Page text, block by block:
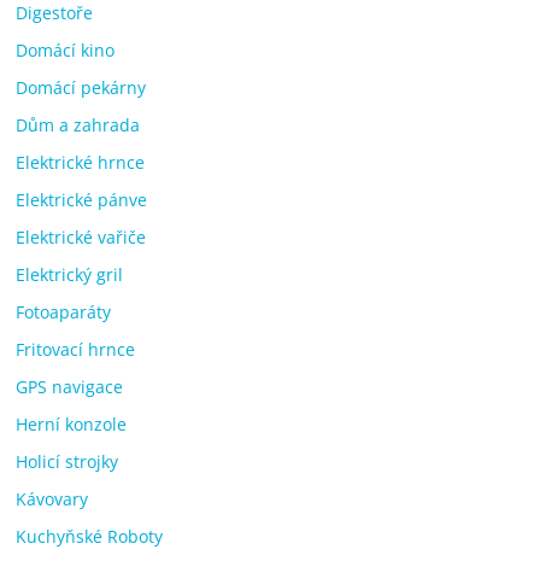
Digestoře
Domácí kino
Domácí pekárny
Dům a zahrada
Elektrické hrnce
Elektrické pánve
Elektrické vařiče
Elektrický gril
Fotoaparáty
Fritovací hrnce
GPS navigace
Herní konzole
Holicí strojky
Kávovary
Kuchyňské Roboty